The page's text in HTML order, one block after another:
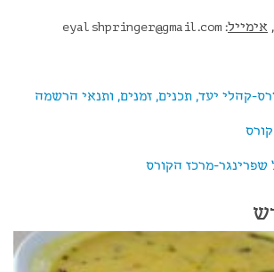
אימייל:
eyalshpringer@gmail.com
קהלי יעד, תכנים, זמנים, ותנאי הרשמה
שפרינגר-מרכז הקורס